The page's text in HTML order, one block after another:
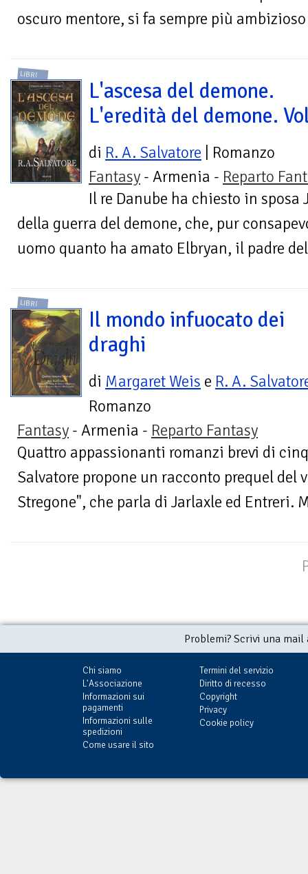
oscuro mentore, si fa sempre più
LIBRI
L'ascesa del demone.
L'eredità del demone.
di R. A. Salvatore | Romanzo
Fantasy - Armenia - Reparto
Il re Danube ha chiesto in
della guerra del demone, che, pur
uomo quanto ha amato Elbryan, il padre
LIBRI
Il mondo infuocato dei
draghi
di Margaret Weis e R. A.
Romanzo
Fantasy - Armenia - Reparto Fantasy
Quattro appassionanti romanzi brevi di
Salvatore propone un racconto prequel del
Stregone", che parla di Jarlaxle ed Entreri.
Problemi? Scrivi una
Chi siamo
L'Associazione
Informazioni sui
pagamenti
Informazioni sulle
spedizioni
Come usare il sito
Termini del servizio
Diritto di recesso
Copyright
Privacy
Cookie policy